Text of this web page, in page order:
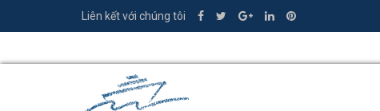
Liên kết với chúng tôi